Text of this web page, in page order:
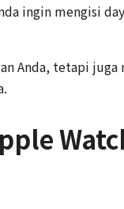
ingin mengisi
Anda, tetapi